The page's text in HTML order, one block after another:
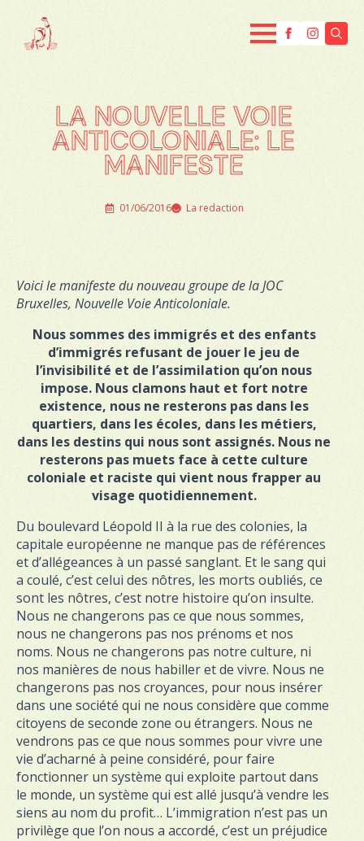
LA NOUVELLE VOIE
ANTICOLONIALE: LE
MANIFESTE
01/06/2016 La redaction
Voici le manifeste du nouveau groupe de la JOC
Bruxelles, Nouvelle Voie Anticoloniale.
Nous sommes des immigrés et des enfants
d’immigrés refusant de jouer le jeu de
l’invisibilité et de l’assimilation qu’on nous
impose. Nous clamons haut et fort notre
existence, nous ne resterons pas dans les
quartiers, dans les écoles, dans les métiers,
dans les destins qui nous sont assignés. Nous ne
resterons pas muets face à cette culture
coloniale et raciste qui vient nous frapper au
visage quotidiennement.
Du boulevard Léopold II à la rue des colonies, la
capitale européenne ne manque pas de références
et d’allégeances à un passé sanglant. Et le sang qui
a coulé, c’est celui des nôtres, les morts oubliés, ce
sont les nôtres, c’est notre histoire qu’on insulte.
Nous ne changerons pas ce que nous sommes,
nous ne changerons pas nos prénoms et nos
noms. Nous ne changerons pas notre culture, ni
nos manières de nous habiller et de vivre. Nous ne
changerons pas nos croyances, pour nous insérer
dans une société qui ne nous considère que comme
citoyens de seconde zone ou étrangers. Nous ne
vendrons pas ce que nous sommes pour vivre une
vie d’acharné à peine considéré, pour faire
fonctionner un système qui exploite partout dans
le monde, un système qui est allé jusqu’à vendre les
siens au nom du profit… L’immigration n’est pas un
privilège que l’on nous a accordé, c’est un préjudice